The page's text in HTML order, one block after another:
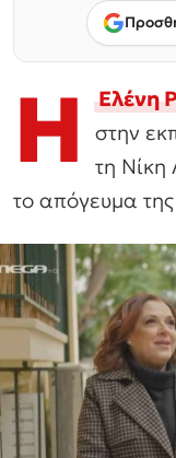
Η Ελένη
στην
τη
το απόγευμα